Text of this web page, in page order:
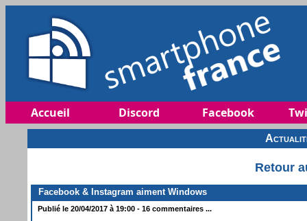
Accueil Discord Facebook
Retour
Facebook & Instagram aiment Windows
Publié le 20/04/2017 à 19:00 - 16 commentaires ...